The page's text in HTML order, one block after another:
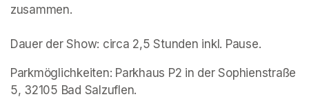
zusammen.
Dauer der Show: circa 2,5 Stunden inkl. Pause.
Parkmöglichkeiten: Parkhaus P2 in der Sophienstraße
5, 32105 Bad Salzuflen.